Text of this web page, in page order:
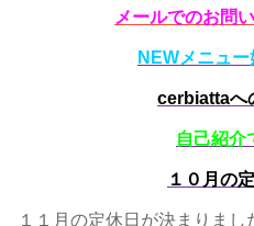
メールでのお問
NEWメニュ
cerbiattaへ
自己紹介
１０月の
１１月の定休日が決まりまし